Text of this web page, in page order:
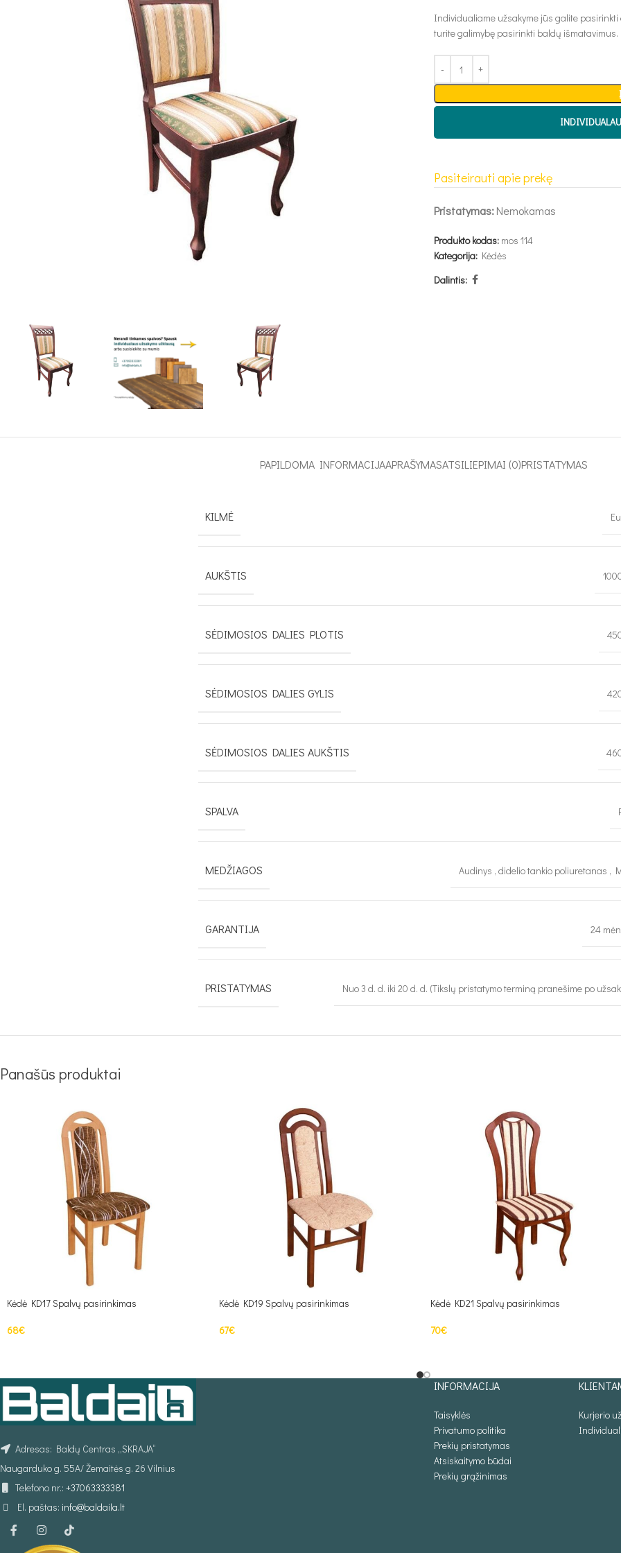
Individualiame užsakyme jūs galite
turite galimybę pasirinkti baldų išmatavimus.
Pasiteirauti apie prekę
Pristatymas:Nemokamas
Produkto kodas: mos 114
Kategorija: Kėdės
Dalintis:
PAPILDOMA INFORMACIJAAPRAŠYMASATSILIEPIMAI (0)PRISTATYMAS
KILMĖ
AUKŠTIS
SĖDIMOSIOS DALIES PLOTIS
SĖDIMOSIOS DALIES GYLIS
SĖDIMOSIOS DALIES AUKŠTIS
SPALVA
MEDŽIAGOS Audinys , didelio tankio poliuretanas ,
GARANTIJA 24
PRISTATYMAS Nuo 3 d. d. iki 20 d. d. (Tikslų pristatymo terminą pranešime po
Panašūs produktai
Kėdė KD17 Spalvų pasirinkimas
68€
Kėdė KD19 Spalvų pasirinkimas
67€
Kėdė KD21 Spalvų pasirinkimas
70€
Adresas: Baldų Centras „SKRAJA“
Naugarduko g. 55A/ Žemaitės g. 26 Vilnius
Telefono nr.: +37063333381
El. paštas: info@baldaila.lt
INFORMACIJA
Taisyklės
Privatumo politika
Prekių pristatymas
Atsiskaitymo būdai
Prekių grąžinimas
Kurjerio